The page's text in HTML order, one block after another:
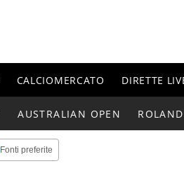
CALCIOMERCATO DIRETTE
AUSTRALIAN OPEN
Fonti preferite